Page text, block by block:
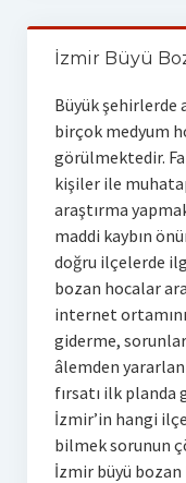
İzmir Büyü
Büyük şehirlerde
birçok medyum
görülmektedir.
kişiler ile
araştırma
maddi kaybın
doğru ilçelerde
bozan hocalar
internet
giderme,
âlemden
fırsatı ilk planda
İzmir’in hangi
bilmek sorunun
İzmir büyü